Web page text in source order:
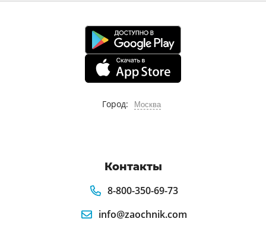
Город: Москва
Контакты
8-800-350-69-73
info@zaochnik.com